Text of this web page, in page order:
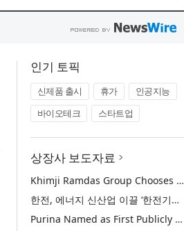
인기 토픽
신제품 출시 휴가
인공지능
바이오테크
스타트업
상장사 보도자료
Khimji Ramdas Group Chooses Rimini Street to Reduce SAP Support Costs, Protect 700+ Customizations and Reinvest Savings in Innovation
한전, 에너지 신산업 이끌 ‘한전기술지주’ 공식 출범
Purina Named as First Publicly Announced NIQ ConnectAI Charter Client